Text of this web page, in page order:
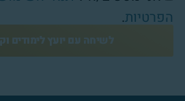
הפרטיות.
לשיחה עם יועץ לימודים